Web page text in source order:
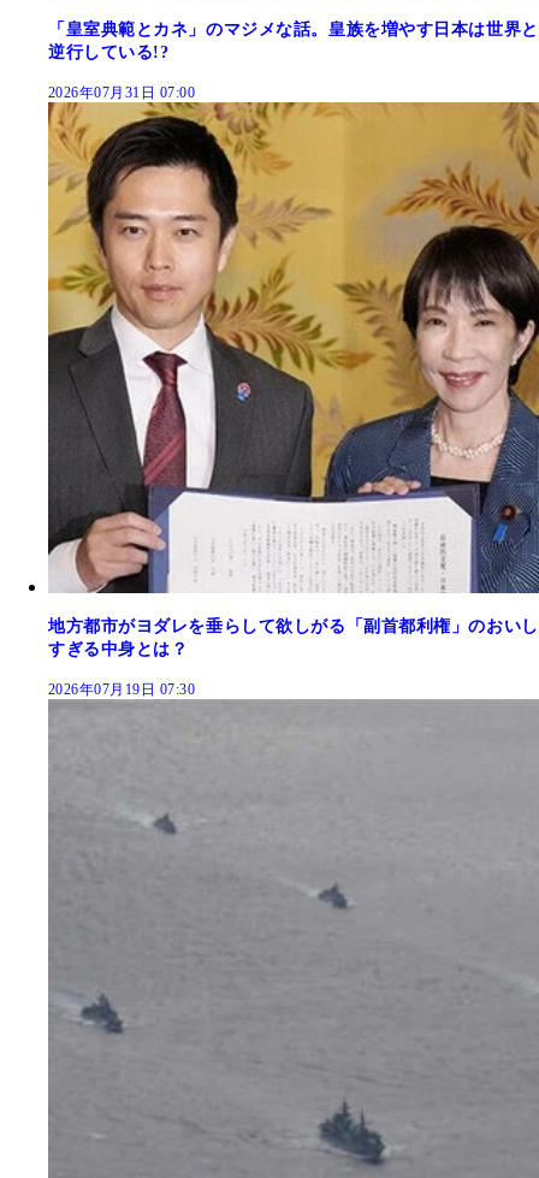
「皇室典範とカネ」のマジメな話。皇族を増やす日本は世界と
逆行している!?
2026年07月31日 07:00
地方都市がヨダレを垂らして欲しがる「副首都利権」のおいし
すぎる中身とは？
2026年07月19日 07:30